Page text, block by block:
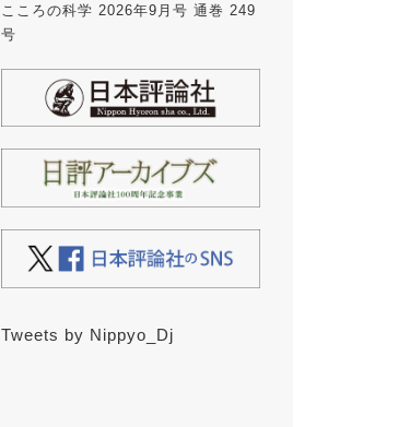
こころの科学 2026年9月号 通巻 249
号
Tweets by Nippyo_Dj